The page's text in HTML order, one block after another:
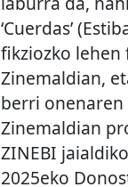
‘Cuerdas’
fikziozko lehen
Zinemaldian,
berri onenaren
Zinemaldian
ZINEBI
2025eko